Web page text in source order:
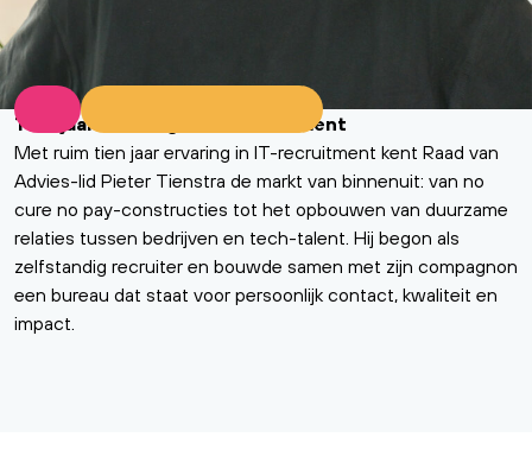
Tien jaar ervaring in IT-recruitment
Met ruim tien jaar ervaring in IT-recruitment kent Raad van
Advies-lid Pieter Tienstra de markt van binnenuit: van no
cure no pay-constructies tot het opbouwen van duurzame
relaties tussen bedrijven en tech-talent. Hij begon als
zelfstandig recruiter en bouwde samen met zijn compagnon
een bureau dat staat voor persoonlijk contact, kwaliteit en
impact.